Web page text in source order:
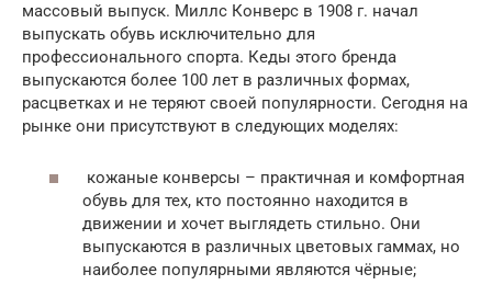
массовый выпуск. Миллс Конверс в 1908 г. начал
выпускать обувь исключительно для
профессионального спорта. Кеды этого бренда
выпускаются более 100 лет в различных формах,
расцветках и не теряют своей популярности. Сегодня на
рынке они присутствуют в следующих моделях:
кожаные конверсы – практичная и комфортная
обувь для тех, кто постоянно находится в
движении и хочет выглядеть стильно. Они
выпускаются в различных цветовых гаммах, но
наиболее популярными являются чёрные;